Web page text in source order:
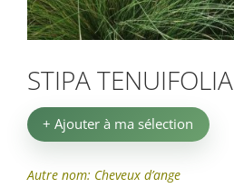
STIPA TENUIFOLIA
+ Ajouter à ma sélection
Autre nom: Cheveux d’ange